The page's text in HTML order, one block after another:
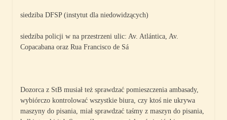
siedziba DFSP (instytut dla niedowidzących)
siedziba policji w na przestrzeni ulic: Av. Atlántica, Av.
Copacabana oraz Rua Francisco de Sá
Dozorca z StB musiał też sprawdzać pomieszczenia ambasady,
wybiórczo kontrolować wszystkie biura, czy ktoś nie ukrywa
maszyny do pisania, miał sprawdzać taśmy z maszyn do pisania,